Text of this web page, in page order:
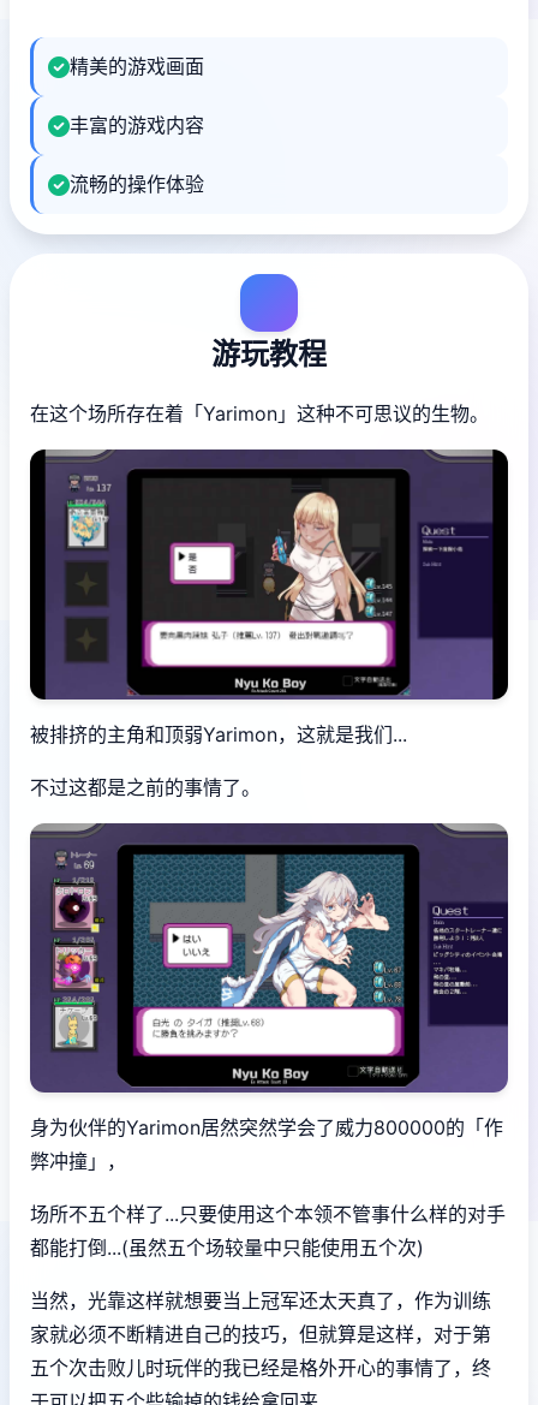
精美的游戏画面
丰富的游戏内容
流畅的操作体验
游玩教程
在这个场所存在着「Yarimon」这种不可思议的生物。
被排挤的主角和顶弱Yarimon，这就是我们...
不过这都是之前的事情了。
身为伙伴的Yarimon居然突然学会了威力800000的「作
弊冲撞」，
场所不五个样了...只要使用这个本领不管事什么样的对手
都能打倒...(虽然五个场较量中只能使用五个次)
当然，光靠这样就想要当上冠军还太天真了，作为训练
家就必须不断精进自己的技巧，但就算是这样，对于第
五个次击败儿时玩伴的我已经是格外开心的事情了，终